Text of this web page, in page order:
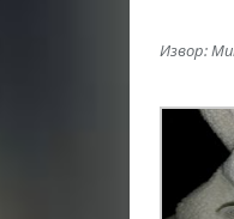
Извор: